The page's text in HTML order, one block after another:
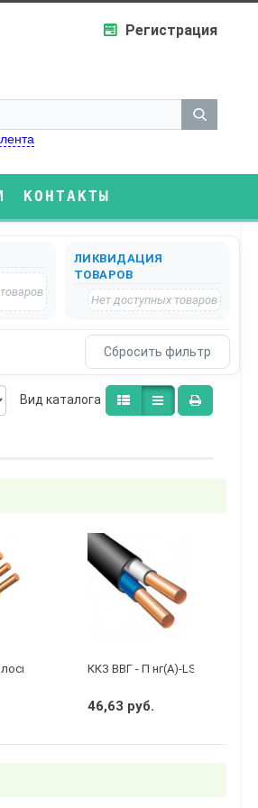
Регистрация
КОНТАКТЫ
ЛИКВИДАЦИЯ
ТОВАРОВ
Нет доступных товаров
Bид каталога
черный ККЗ ВВГ - П нг(А)-LS 2 х 1,5
46,63 руб.